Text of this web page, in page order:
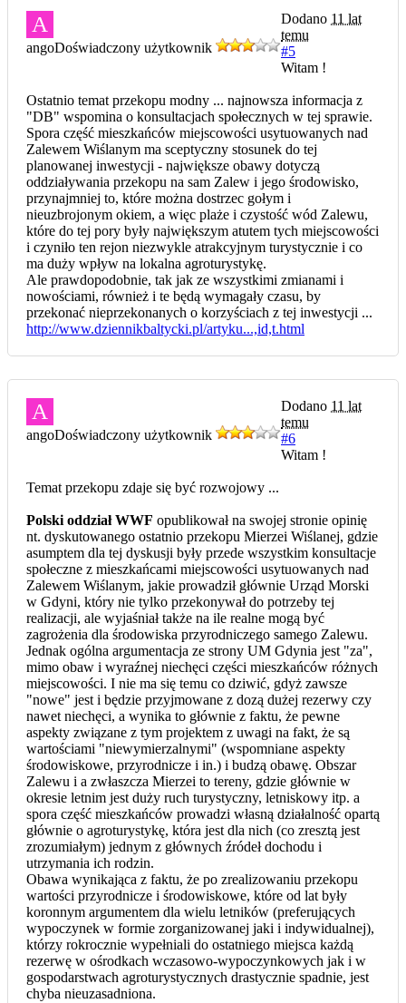
A
angoDoświadczony użytkownik
Dodano 11 lat
temu
#5
Witam !
Ostatnio temat przekopu modny ... najnowsza informacja z
"DB" wspomina o konsultacjach społecznych w tej sprawie.
Spora część mieszkańców miejscowości usytuowanych nad
Zalewem Wiślanym ma sceptyczny stosunek do tej
planowanej inwestycji - największe obawy dotyczą
oddziaływania przekopu na sam Zalew i jego środowisko,
przynajmniej to, które można dostrzec gołym i
nieuzbrojonym okiem, a więc plaże i czystość wód Zalewu,
które do tej pory były największym atutem tych miejscowości
i czyniło ten rejon niezwykle atrakcyjnym turystycznie i co
ma duży wpływ na lokalna agroturystykę.
Ale prawdopodobnie, tak jak ze wszystkimi zmianami i
nowościami, również i te będą wymagały czasu, by
przekonać nieprzekonanych o korzyściach z tej inwestycji ...
http://www.dziennikbaltycki.pl/artyku...,id,t.html
A
angoDoświadczony użytkownik
Dodano 11 lat
temu
#6
Witam !
Temat przekopu zdaje się być rozwojowy ...
Polski oddział WWF opublikował na swojej stronie opinię
nt. dyskutowanego ostatnio przekopu Mierzei Wiślanej, gdzie
asumptem dla tej dyskusji były przede wszystkim konsultacje
społeczne z mieszkańcami miejscowości usytuowanych nad
Zalewem Wiślanym, jakie prowadził głównie Urząd Morski
w Gdyni, który nie tylko przekonywał do potrzeby tej
realizacji, ale wyjaśniał także na ile realne mogą być
zagrożenia dla środowiska przyrodniczego samego Zalewu.
Jednak ogólna argumentacja ze strony UM Gdynia jest "za",
mimo obaw i wyraźnej niechęci części mieszkańców różnych
miejscowości. I nie ma się temu co dziwić, gdyż zawsze
"nowe" jest i będzie przyjmowane z dozą dużej rezerwy czy
nawet niechęci, a wynika to głównie z faktu, że pewne
aspekty związane z tym projektem z uwagi na fakt, że są
wartościami "niewymierzalnymi" (wspomniane aspekty
środowiskowe, przyrodnicze i in.) i budzą obawę. Obszar
Zalewu i a zwłaszcza Mierzei to tereny, gdzie głównie w
okresie letnim jest duży ruch turystyczny, letniskowy itp. a
spora część mieszkańców prowadzi własną działalność opartą
głównie o agroturystykę, która jest dla nich (co zresztą jest
zrozumiałym) jednym z głównych źródeł dochodu i
utrzymania ich rodzin.
Obawa wynikająca z faktu, że po zrealizowaniu przekopu
wartości przyrodnicze i środowiskowe, które od lat były
koronnym argumentem dla wielu letników (preferujących
wypoczynek w formie zorganizowanej jaki i indywidualnej),
którzy rokrocznie wypełniali do ostatniego miejsca każdą
rezerwę w ośrodkach wczasowo-wypoczynkowych jak i w
gospodarstwach agroturystycznych drastycznie spadnie, jest
chyba nieuzasadniona.